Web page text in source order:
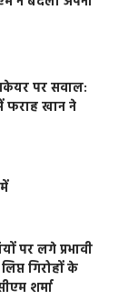
पर सवाल:
फराह खान ने
पर लगे प्रभावी
गिरोहों के
शर्मा